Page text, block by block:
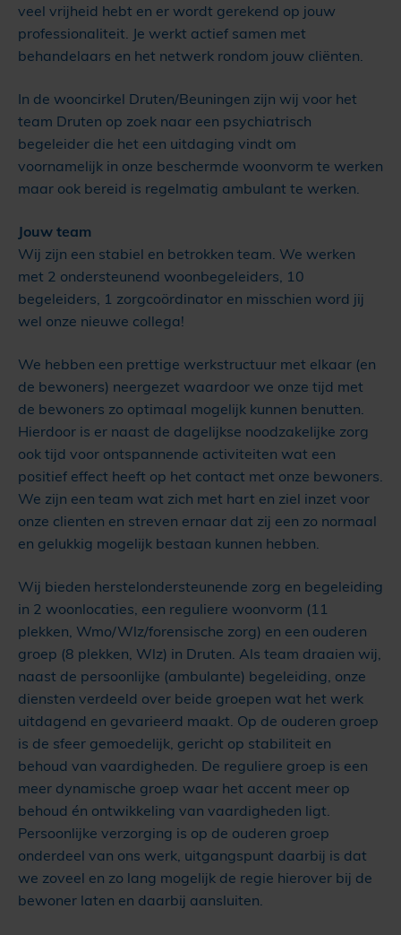
veel vrijheid hebt en er wordt gerekend op jouw
professionaliteit. Je werkt actief samen met
behandelaars en het netwerk rondom jouw cliënten.
In de wooncirkel Druten/Beuningen zijn wij voor het
team Druten op zoek naar een psychiatrisch
begeleider die het een uitdaging vindt om
voornamelijk in onze beschermde woonvorm te werken
maar ook bereid is regelmatig ambulant te werken.
Jouw team
Wij zijn een stabiel en betrokken team. We werken
met 2 ondersteunend woonbegeleiders, 10
begeleiders, 1 zorgcoördinator en misschien word jij
wel onze nieuwe collega!
We hebben een prettige werkstructuur met elkaar (en
de bewoners) neergezet waardoor we onze tijd met
de bewoners zo optimaal mogelijk kunnen benutten.
Hierdoor is er naast de dagelijkse noodzakelijke zorg
ook tijd voor ontspannende activiteiten wat een
positief effect heeft op het contact met onze bewoners.
We zijn een team wat zich met hart en ziel inzet voor
onze clienten en streven ernaar dat zij een zo normaal
en gelukkig mogelijk bestaan kunnen hebben.
Wij bieden herstelondersteunende zorg en begeleiding
in 2 woonlocaties, een reguliere woonvorm (11
plekken, Wmo/Wlz/forensische zorg) en een ouderen
groep (8 plekken, Wlz) in Druten. Als team draaien wij,
naast de persoonlijke (ambulante) begeleiding, onze
diensten verdeeld over beide groepen wat het werk
uitdagend en gevarieerd maakt. Op de ouderen groep
is de sfeer gemoedelijk, gericht op stabiliteit en
behoud van vaardigheden. De reguliere groep is een
meer dynamische groep waar het accent meer op
behoud én ontwikkeling van vaardigheden ligt.
Persoonlijke verzorging is op de ouderen groep
onderdeel van ons werk, uitgangspunt daarbij is dat
we zoveel en zo lang mogelijk de regie hierover bij de
bewoner laten en daarbij aansluiten.